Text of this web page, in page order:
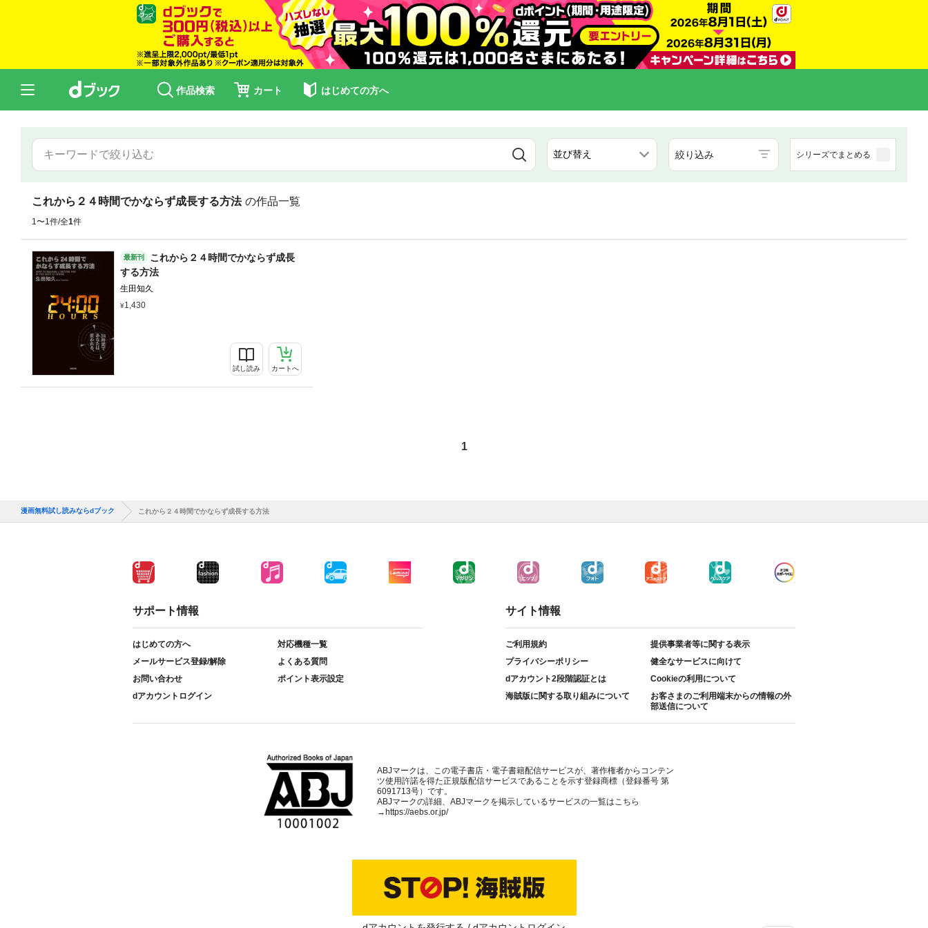
作品検索 カート はじめての方へ
絞り込み シリーズでまとめる
これから２４時間でかならず成長する方法 の作品一覧
1〜1件/全1件
最新刊
これから２４時間でかならず成長
する方法
生田知久
1,430
試し読み カートへ
1
漫画無料試し読みならdブック これから２４時間でかならず成長する方法
サポート情報
はじめての方へ
対応機種一覧
メールサービス登録/解除
よくある質問
お問い合わせ
ポイント表示設定
dアカウントログイン
サイト情報
ご利用規約
提供事業者等に関する表示
プライバシーポリシー
健全なサービスに向けて
dアカウント2段階認証とは
Cookieの利用について
海賊版に関する取り組みについて
お客さまのご利用端末からの情報の外
部送信について
ABJマークは、この電子書店・電子書籍配信サービスが、著作権者からコンテン
ツ使用許諾を得た正規版配信サービスであることを示す登録商標（登録番号 第
6091713号）です。
ABJマークの詳細、ABJマークを掲示しているサービスの一覧はこちら
→https://aebs.or.jp/